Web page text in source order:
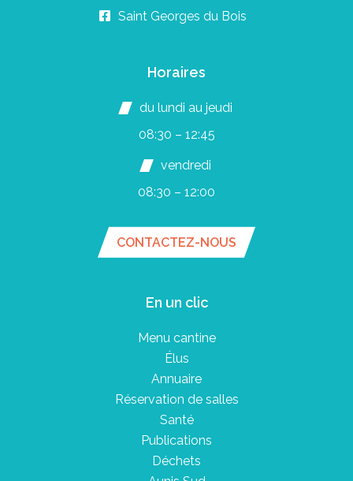
Saint Georges du Bois
Horaires
du lundi au jeudi
08:30 – 12:45
vendredi
08:30 – 12:00
CONTACTEZ-NOUS
En un clic
Menu cantine
Élus
Annuaire
Réservation de salles
Santé
Publications
Déchets